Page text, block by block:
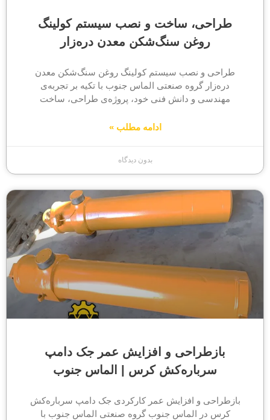
طراحی، ساخت و نصب سیستم کولینگ
روغن سنگ‌شکن معدن دره‌زار
طراحی و نصب سیستم کولینگ روغن سنگ‌شکن معدن
دره‌زار گروه صنعتی الماس جنوب با تکیه بر تجربه‌ی
مهندسی و دانش فنی خود، پروژه‌ی طراحی، ساخت
ادامه مطلب »
بدون دیدگاه
بازطراحی و افزایش عمر جک دامپ
سرباره‌کش کرس | الماس جنوب
بازطراحی و افزایش عمر کارکردی جک دامپ سرباره‌کش
کرس در الماس جنوب گروه صنعتی الماس جنوب با